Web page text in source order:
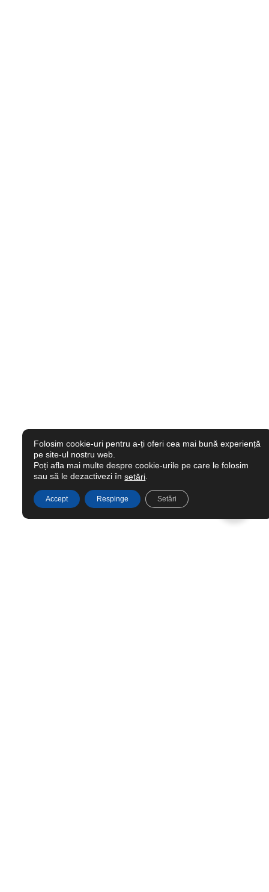
Folosim cookie-uri pentru a-ți oferi cea mai bună experiență
pe site-ul nostru web.
Poți afla mai multe despre cookie-urile pe care le folosim
sau să le dezactivezi însetări
Accept Respinge Setări
Ai nevoie de ajutor?